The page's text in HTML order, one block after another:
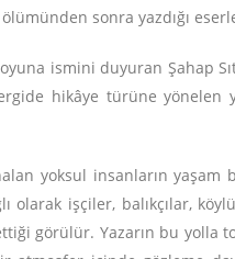
sonra yazdığı
ismini duyuran Şahap
hikâye türüne yönelen
yoksul insanların
olarak işçiler, balıkçılar,
görülür. Yazarın bu